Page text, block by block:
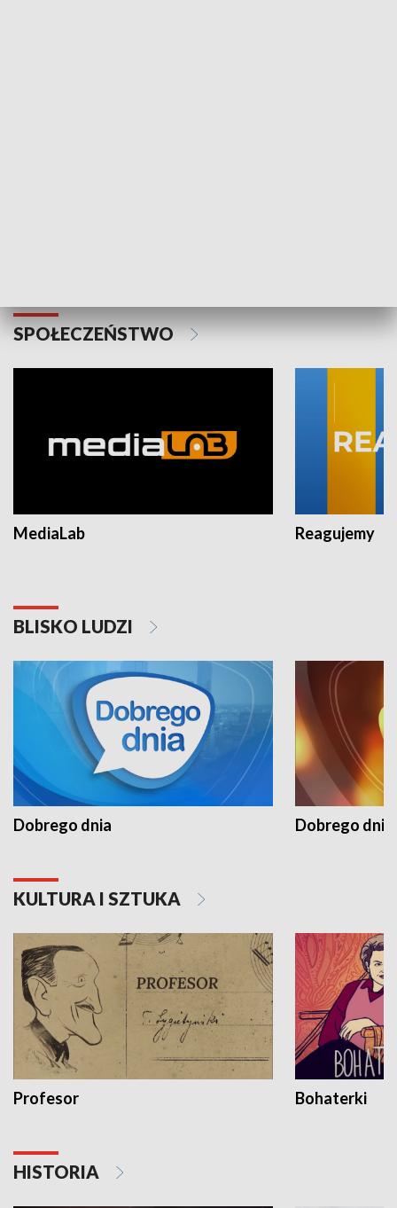
SPOŁECZEŃSTWO
MediaLab Reagujemy
BLISKO LUDZI
Dobrego dnia Dobrego dnia
KULTURA I SZTUKA
Profesor Bohaterki
HISTORIA